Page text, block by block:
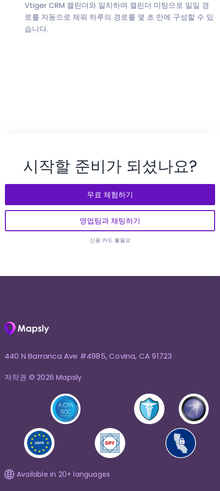
Vtiger CRM 캘린더와 일치하며 캘린더 미팅으로 일일 경
로를 자동으로 채워 하루의 경로를 몇 초 만에 구성할 수 있
습니다.
시작할 준비가 되셨나요?
무료 체험하기
영업팀과 채팅하기
신용 카드 불필요
440 N Barranca Ave #4985, Covina, CA 91723
저작권 © 2026 Mapsly
Available in 20+ languages